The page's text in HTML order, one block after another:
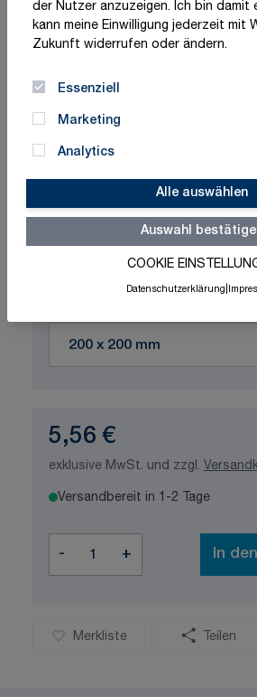
der Nutzer anzuzeigen. Ich bin damit
kann meine Einwilligung jederzeit mit
Zukunft widerrufen oder ändern.
Essenziell
Marketing
Analytics
Alle auswählen
Auswahl
COOKIE
Datenschutzerklärung
Schnelle Lieferung
Made in
ISO-zertifizierte Qualität
Produktvariation
5,56 €
exklusive MwSt. und zzgl.
Versandbereit in 1-2 Tage
- + In
Merkliste Teilen